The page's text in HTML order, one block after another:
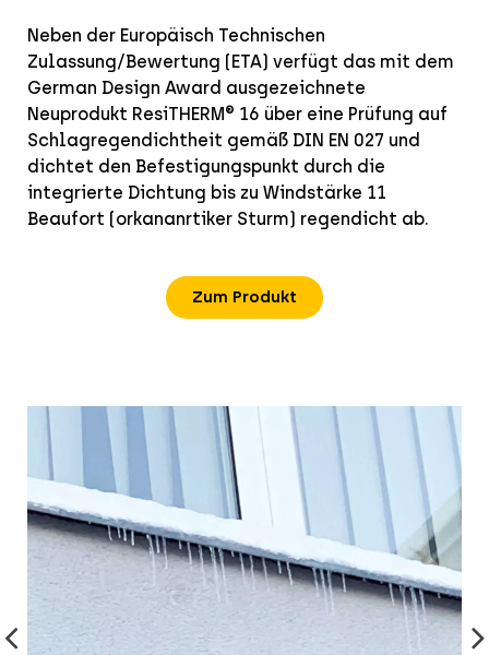
Neben der Europäisch Technischen
Zulassung/Bewertung (ETA) verfügt das mit dem
German Design Award ausgezeichnete
Neuprodukt ResiTHERM® 16 über eine Prüfung auf
Schlagregendichtheit gemäß DIN EN 027 und
dichtet den Befestigungspunkt durch die
integrierte Dichtung bis zu Windstärke 11
Beaufort (orkananrtiker Sturm) regendicht ab.
Zum Produkt